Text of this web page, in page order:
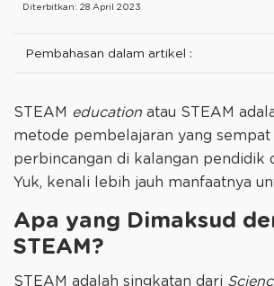
Diterbitkan: 28 April 2023
Pembahasan dalam artikel :
STEAM education atau STEAM
metode pembelajaran yang sempat
perbincangan di kalangan pendidik
Yuk, kenali lebih jauh manfaatnya
Apa yang Dimaksud
STEAM?
STEAM adalah singkatan dari